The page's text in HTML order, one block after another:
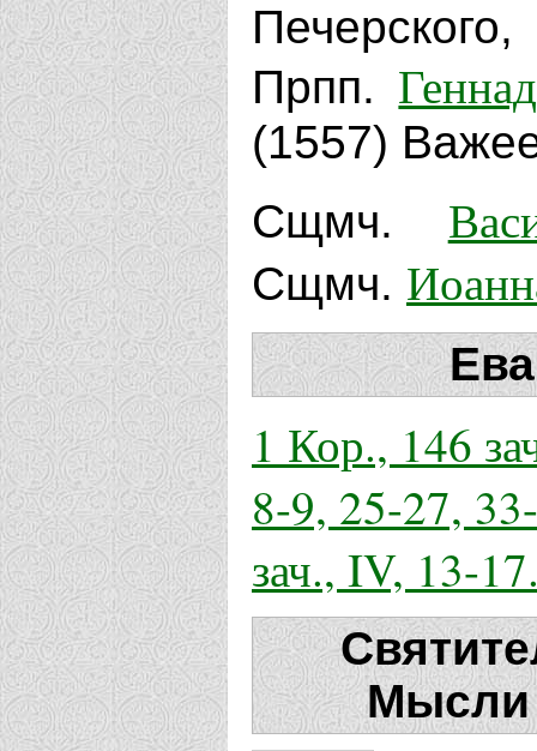
Прпп.
(1557)
Сщмч.
Сщмч.
1 Кор., 146
8-9, 25-27,
зач., IV, 13-
Мысли